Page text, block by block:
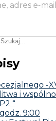
adres e-
-
i
“
9:00